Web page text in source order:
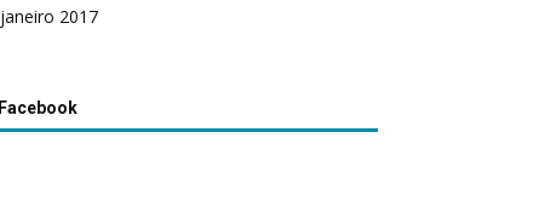
janeiro 2017
Facebook